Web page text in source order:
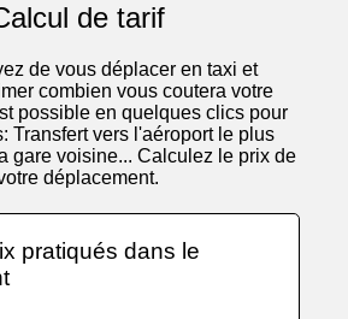
de tarif
de vous déplacer en taxi et
combien vous coutera votre
possible en quelques clics pour
Transfert vers l'aéroport le plus
gare voisine... Calculez le prix de
déplacement.
pratiqués dans le